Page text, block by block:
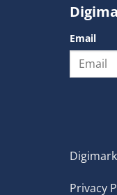
Email
Privacy